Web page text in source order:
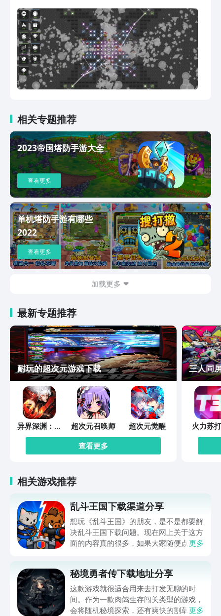
相关专题推荐
2023帝国塔防手游大全
查看更多
单机塔防手游有哪些
2022
查看更多
加载更多
最新专题推荐
耐玩的超次元游戏下载
异界深渊：觉
醒
超次元召唤师
超次元觉醒
查看更多
三人同
火力苏
相关游戏推荐
乱斗王国下载渠道分享
想玩《乱斗王国》的朋友，是不是都要解
决乱斗王国下载问题。现在网上关于这方
面的内容真的很多，如果大家随便点击陌
app进行下载会更加方便，九游是手游福
利最多的游戏平台，在这里不仅能够看到
游戏资源，还能及时查看后续的消息、活
动内容等相关信息。
更多
秘境勇者传下载地址分享
这款游戏就很适合用来去打发无聊的时
间。作为一款肉鸽生存闯关类型的游戏，
会将随机秘境探索，还有爽快的割草闯关
更多